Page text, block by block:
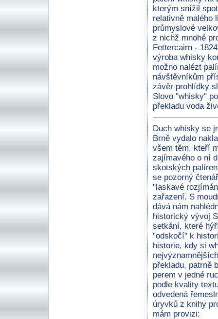
kterým snížil
relativně malého
průmyslové
z nichž mnohé
Fettercairn -
výroba whisky
možno nalézt
návštěvníkům
závěr prohlídky
Slovo "whisky"
překladu voda
Duch whisky se
Brně vydalo
všem těm, kteří
zajímavého o ní
skotských
se pozorný
"laskavé
zařazení. S
dává nám
historický vývoj
setkání, které
"odskočí" k
historie, kdy si
překladu, patrně
perem v jedné
podle kvality
odvedená
úryvků z knihy
mám provizi: